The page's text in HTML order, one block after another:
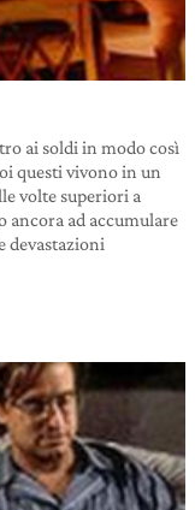
ai soldi in modo così
questi vivono in un
volte superiori a
ancora ad accumulare
devastazioni